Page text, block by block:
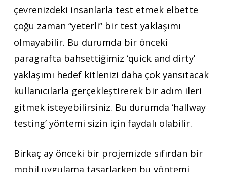
çevrenizdeki insanlarla test etmek elbette
çoğu zaman “yeterli” bir test yaklaşımı
olmayabilir. Bu durumda bir önceki
paragrafta bahsettiğimiz ‘quick and dirty’
yaklaşımı hedef kitlenizi daha çok yansıtacak
kullanıcılarla gerçekleştirerek bir adım ileri
gitmek isteyebilirsiniz. Bu durumda ‘hallway
testing’ yöntemi sizin için faydalı olabilir.
Birkaç ay önceki bir projemizde sıfırdan bir
mobil uygulama tasarlarken bu yöntemi